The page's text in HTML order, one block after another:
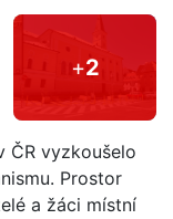
+2
ČR vyzkoušelo
Prostor
a žáci místní